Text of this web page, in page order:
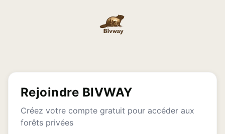
Rejoindre BIVWAY
Créez votre compte gratuit pour accéder aux
forêts privées